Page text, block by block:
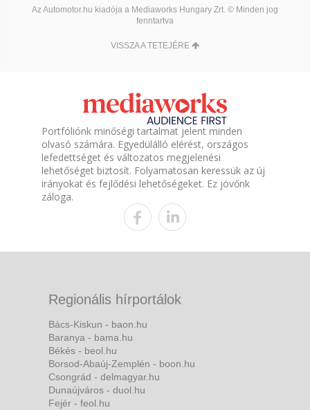
Az Automotor.hu kiadója a Mediaworks Hungary Zrt. © Minden jog
fenntartva
VISSZA A TETEJÉRE
Portfóliónk minőségi tartalmat jelent minden
olvasó számára. Egyedülálló elérést, országos
lefedettséget és változatos megjelenési
lehetőséget biztosít. Folyamatosan keressük az új
irányokat és fejlődési lehetőségeket. Ez jövőnk
záloga.
Regionális hírportálok
Bács-Kiskun - baon.hu
Baranya - bama.hu
Békés - beol.hu
Borsod-Abaúj-Zemplén - boon.hu
Csongrád - delmagyar.hu
Dunaújváros - duol.hu
Fejér - feol.hu